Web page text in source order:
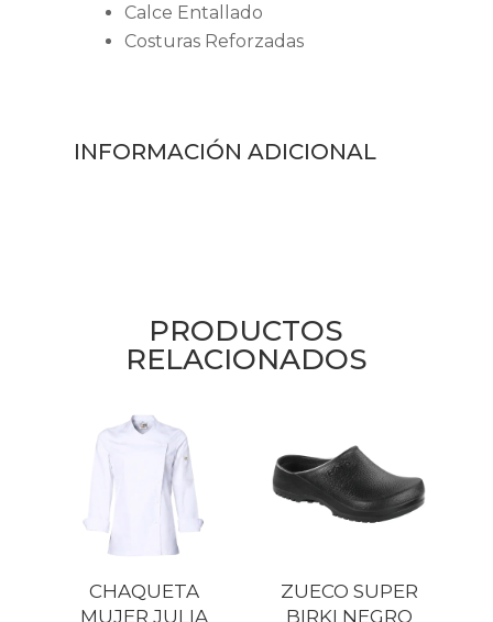
Calce Entallado
Costuras Reforzadas
INFORMACIÓN ADICIONAL
PRODUCTOS
RELACIONADOS
CHAQUETA
MUJER JULIA
ZUECO SUPER
BIRKI NEGRO